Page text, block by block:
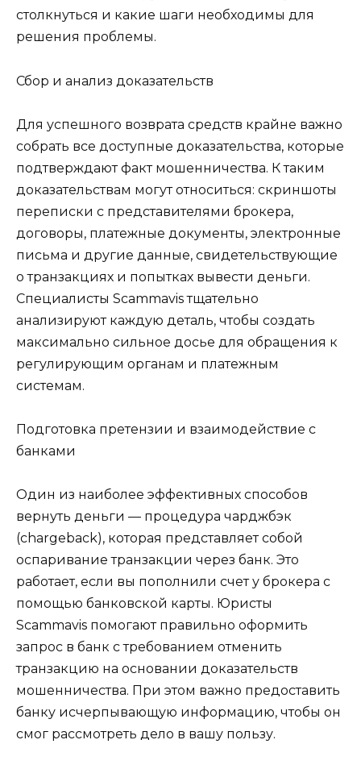
столкнуться и какие шаги необходимы для
решения проблемы.
Сбор и анализ доказательств
Для успешного возврата средств крайне важно
собрать все доступные доказательства, которые
подтверждают факт мошенничества. К таким
доказательствам могут относиться: скриншоты
переписки с представителями брокера,
договоры, платежные документы, электронные
письма и другие данные, свидетельствующие
о транзакциях и попытках вывести деньги.
Специалисты Scammavis тщательно
анализируют каждую деталь, чтобы создать
максимально сильное досье для обращения к
регулирующим органам и платежным
системам.
Подготовка претензии и взаимодействие с
банками
Один из наиболее эффективных способов
вернуть деньги — процедура чарджбэк
(chargeback), которая представляет собой
оспаривание транзакции через банк. Это
работает, если вы пополнили счет у брокера с
помощью банковской карты. Юристы
Scammavis помогают правильно оформить
запрос в банк с требованием отменить
транзакцию на основании доказательств
мошенничества. При этом важно предоставить
банку исчерпывающую информацию, чтобы он
смог рассмотреть дело в вашу пользу.